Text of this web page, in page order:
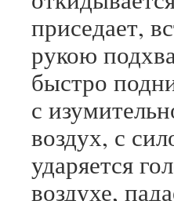
приседает,
рукою
быстро
с
воздух, с
ударяется
воздухе,